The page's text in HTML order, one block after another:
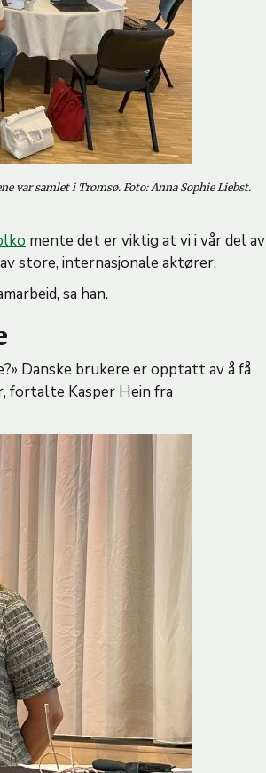
var samlet i Tromsø. Foto: Anna Sophie Liebst.
mente det er viktig at vi i vår del av
store, internasjonale aktører.
sa han.
Danske brukere er opptatt av å få
fortalte Kasper Hein fra